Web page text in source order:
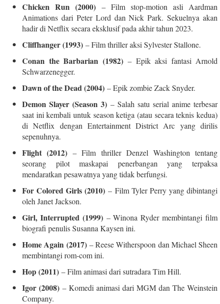
Chicken Run (2000) – Film stop-motion asli Aardman
Animations dari Peter Lord dan Nick Park. Sekuelnya akan
hadir di Netflix secara eksklusif pada akhir tahun 2023.
Cliffhanger (1993) – Film thriller aksi Sylvester Stallone.
Conan the Barbarian (1982)– Epik aksi fantasi Arnold
Schwarzenegger.
Dawn of the Dead (2004) – Epik zombie Zack Snyder.
Demon Slayer (Season 3) – Salah satu serial anime terbesar
saat ini kembali untuk season ketiga (atau secara teknis kedua)
di Netflix dengan Entertainment District Arc yang dirilis
sepenuhnya.
Flight (2012) – Film thriller Denzel Washington tentang
seorang pilot maskapai penerbangan yang terpaksa
mendaratkan pesawatnya yang tidak berfungsi.
For Colored Girls (2010) – Film Tyler Perry yang dibintangi
oleh Janet Jackson.
Girl, Interrupted (1999)– Winona Ryder membintangi film
biografi penulis Susanna Kaysen ini.
Home Again (2017)– Reese Witherspoon dan Michael Sheen
membintangi rom-com ini.
Hop (2011) – Film animasi dari sutradara Tim Hill.
Igor (2008) – Komedi animasi dari MGM dan The Weinstein
Company.